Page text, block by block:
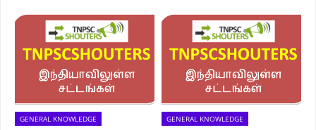
GENERAL KNOWLEDGE GENERAL KNOWLEDGE